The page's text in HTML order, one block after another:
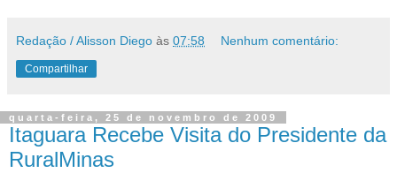
Redação / Alisson Diego às 07:58 Nenhum comentário:
Compartilhar
quarta-feira, 25 de novembro de 2009
Itaguara Recebe Visita do Presidente da
RuralMinas